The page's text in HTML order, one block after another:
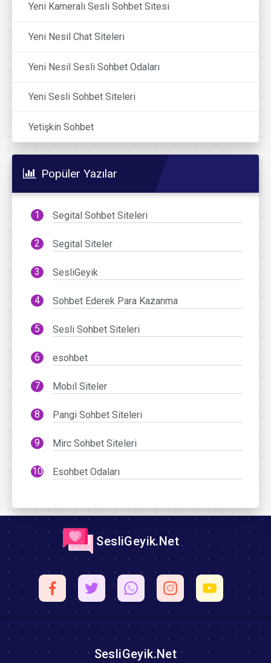
Yeni Kameralı Sesli Sohbet Sitesi
Yeni Nesil Chat Siteleri
Yeni Nesil Sesli Sohbet Odaları
Yeni Sesli Sohbet Siteleri
Yetişkin Sohbet
Popüler Yazılar
Segital Sohbet Siteleri
Segital Siteler
SesliGeyik
Sohbet Ederek Para Kazanma
Sesli Sohbet Siteleri
esohbet
Mobil Siteler
Pangi Sohbet Siteleri
Mirc Sohbet Siteleri
Esohbet Odaları
SesliGeyik.Net
SesliGeyik.Net